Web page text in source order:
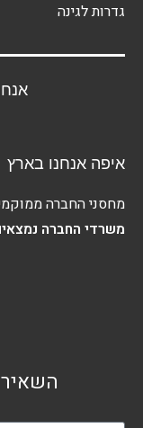
גדרות לגינה
איפה אנחנו בארץ
מחסני החברה
משרדי החברה נמצאים